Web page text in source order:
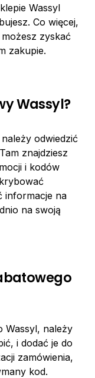
Wassyl
Co więcej,
zyskać
zakupie.
Wassyl?
odwiedzić
znajdziesz
i kodów
informacje na
na swoją
Wassyl, należy
i dodać je do
zamówienia,
kod.